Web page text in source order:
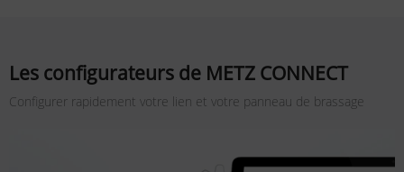
Les configurateurs de METZ CONNECT
Configurer rapidement votre lien et votre panneau de brassage